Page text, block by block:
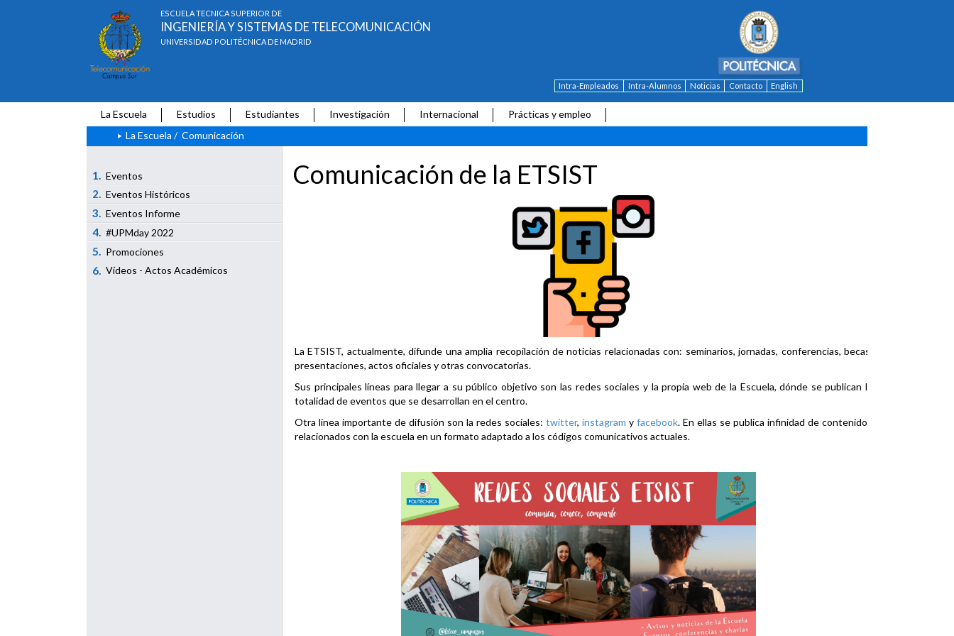
ESCUELA TÉCNICA SUPERIOR DE
INGENIERÍA Y SISTEMAS DE TELECOMUNICACIÓN
UNIVERSIDAD POLITÉCNICA DE MADRID
Intra-Empleados Intra-Alumnos Noticias Contacto English
La Escuela Estudios Estudiantes Investigación Internacional
Prácticas y empleo
La Escuela / Comunicación
1. Eventos
2. Eventos Históricos
3. Eventos Informe
4. #UPMday 2022
5. Promociones
6. Vídeos - Actos Académicos
Comunicación de la ETSIST
La ETSIST, actualmente, difunde una amplia recopilación de noticias relacionadas con: seminarios, jornadas, conferencias, becas,
presentaciones, actos oficiales y otras convocatorias.
Sus principales líneas para llegar a su público objetivo son las redes sociales y la propia web de la Escuela, dónde se publican la
totalidad de eventos que se desarrollan en el centro.
Otra línea importante de difusión son la redes sociales: twitter, instagram y facebook. En ellas se publica infinidad de contenidos
relacionados con la escuela en un formato adaptado a los códigos comunicativos actuales.